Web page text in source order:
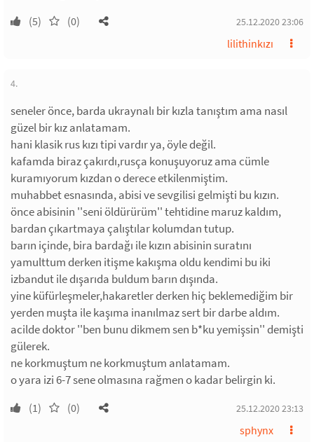
(5) (0) 25.12.2020 23:06
lilithinkızı
4.
seneler önce, barda ukraynalı bir kızla tanıştım ama nasıl
güzel bir kız anlatamam.
hani klasik rus kızı tipi vardır ya, öyle değil.
kafamda biraz çakırdı,rusça konuşuyoruz ama cümle
kuramıyorum kızdan o derece etkilenmiştim.
muhabbet esnasında, abisi ve sevgilisi gelmişti bu kızın.
önce abisinin ''seni öldürürüm'' tehtidine maruz kaldım,
bardan çıkartmaya çalıştılar kolumdan tutup.
barın içinde, bira bardağı ile kızın abisinin suratını
yamulttum derken itişme kakışma oldu kendimi bu iki
izbandut ile dışarıda buldum barın dışında.
yine küfürleşmeler,hakaretler derken hiç beklemediğim bir
yerden muşta ile kaşıma inanılmaz sert bir darbe aldım.
acilde doktor ''ben bunu dikmem sen b*ku yemişsin'' demişti
gülerek.
ne korkmuştum ne korkmuştum anlatamam.
o yara izi 6-7 sene olmasına rağmen o kadar belirgin ki.
(1) (0) 25.12.2020 23:13
sphynx